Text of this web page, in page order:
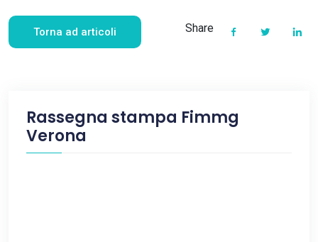
Torna ad articoli Share
Rassegna stampa Fimmg
Verona